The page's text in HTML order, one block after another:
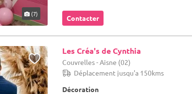
(7) Contacter
Les Créa's de Cynthia
Couvrelles - Aisne (02)
Déplacement jusqu'a 150kms
Décoration